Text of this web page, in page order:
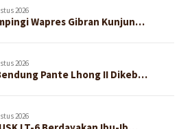
2026
Wapres Gibran Kunjun…
2026
Pante Lhong II Dikeb…
2026